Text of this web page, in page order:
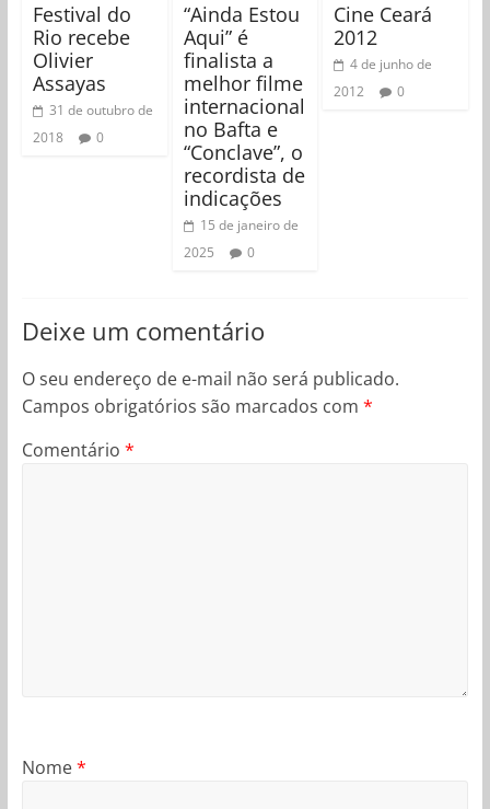
Festival do
Rio recebe
Olivier
Assayas
31 de outubro de
2018
0
“Ainda Estou
Aqui” é
finalista a
melhor filme
internacional
no Bafta e
“Conclave”, o
recordista de
indicações
15 de janeiro de
2025
0
Cine Ceará
2012
4 de junho de
2012
0
Deixe um comentário
O seu endereço de e-mail não será publicado.
Campos obrigatórios são marcados com *
Comentário *
Nome*